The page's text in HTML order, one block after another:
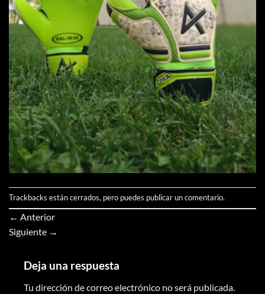
Trackbacks están cerrados, pero puedes publicar un comentario.
← Anterior
Siguiente →
Deja una respuesta
Tu dirección de correo electrónico no será publicada.